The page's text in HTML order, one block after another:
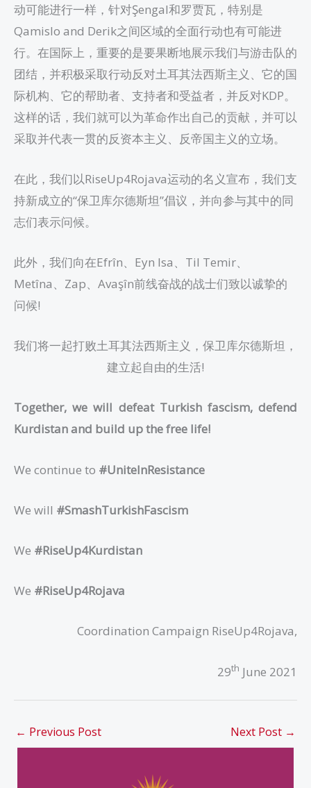
动可能进行一样，针对Şengal和罗贾瓦，特别是
Qamislo and Derik之间区域的全面行动也有可能进
行。在国际上，重要的是要果断地展示我们与游击队的
团结，并积极采取行动反对土耳其法西斯主义、它的国
际机构、它的帮助者、支持者和受益者，并反对KDP。
这样的话，我们就可以为革命作出自己的贡献，并可以
采取并代表一贯的反资本主义、反帝国主义的立场。
在此，我们以RiseUp4Rojava运动的名义宣布，我们支
持新成立的“保卫库尔德斯坦”倡议，并向参与其中的同
志们表示问候。
此外，我们向在Efrîn、Eyn Isa、Til Temir、
Metîna、Zap、Avaşîn前线奋战的战士们致以诚挚的
问候!
我们将一起打败土耳其法西斯主义，保卫库尔德斯坦，
建立起自由的生活!
Together, we will defeat Turkish fascism, defend
Kurdistan and build up the free life!
We continue to #UniteInResistance
We will #SmashTurkishFascism
We #RiseUp4Kurdistan
We #RiseUp4Rojava
Coordination Campaign RiseUp4Rojava,
29th June 2021
← Previous Post Next Post →